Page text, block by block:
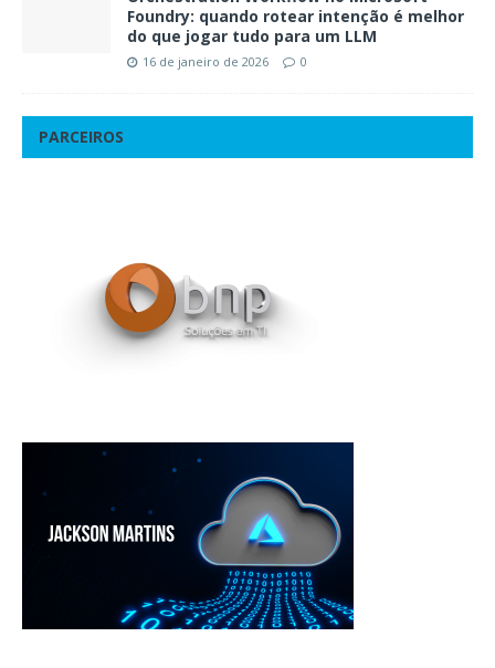
Foundry: quando rotear intenção é melhor
do que jogar tudo para um LLM
16 de janeiro de 2026 0
PARCEIROS